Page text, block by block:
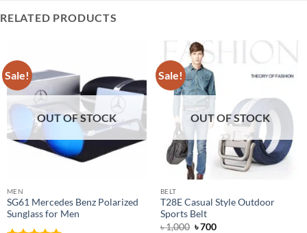
RELATED PRODUCTS
Sale!
OUT OF STOCK
MEN
SG61 Mercedes Benz Polarized
Sunglass for Men
Sale!
OUT OF STOCK
BELT
T28E Casual Style Outdoor
Sports Belt
৳1,000 Original
৳700Current